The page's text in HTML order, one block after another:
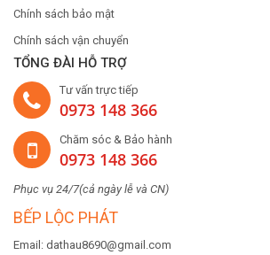
Chính sách bảo mật
Chính sách vận chuyển
TỔNG ĐÀI HỖ TRỢ
Tư vấn trực tiếp
0973 148 366
Chăm sóc & Bảo hành
0973 148 366
Phục vụ 24/7(cả ngày lễ và CN)
BẾP LỘC PHÁT
Email: dathau8690@gmail.com